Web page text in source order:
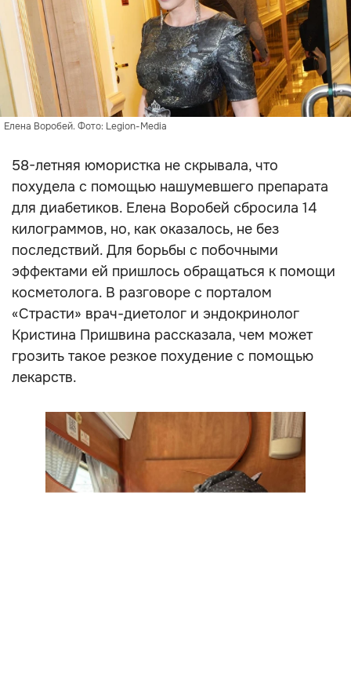
Елена Воробей. Фото: Legion-Media
58-летняя юмористка не скрывала, что
похудела с помощью нашумевшего препарата
для диабетиков. Елена Воробей сбросила 14
килограммов, но, как оказалось, не без
последствий. Для борьбы с побочными
эффектами ей пришлось обращаться к помощи
косметолога. В разговоре с порталом
«Страсти» врач-диетолог и эндокринолог
Кристина Пришвина рассказала, чем может
грозить такое резкое похудение с помощью
лекарств.